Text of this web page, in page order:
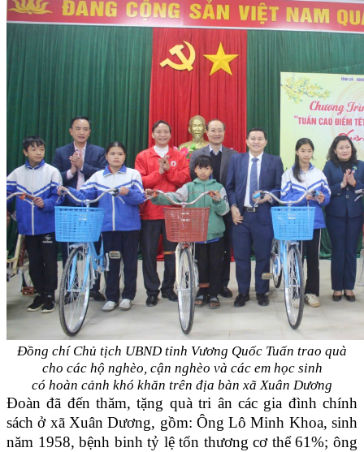
Đồng chí Chủ tịch UBND tỉnh Vương Quốc Tuấn trao quà
cho các hộ nghèo, cận nghèo và các em học sinh
có hoàn cảnh khó khăn trên địa bàn xã Xuân Dương
Đoàn đã đến thăm, tặng quà tri ân các gia đình chính
sách ở xã Xuân Dương, gồm: Ông Lô Minh Khoa, sinh
năm 1958, bệnh binh tỷ lệ tổn thương cơ thể 61%; ông